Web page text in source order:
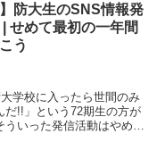
】防大生のSNS情報発
せめて最初の一年間
う
学校に入ったら世間のみ
だ!!」という72期生の方が
いった発信活動はやめて